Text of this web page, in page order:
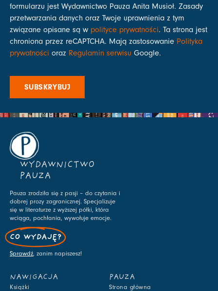
formularzu jest Wydawnictwo Pauza Anita Musioł. Zasady
przetwarzania danych oraz Twoje uprawnienia z tym
związane opisane są w polityce prywatności. Ta strona jest
chroniona przez reCAPTCHA. Mają zastosowanie Polityka
prywatności oraz Regulamin serwisu Google.
SUBSKRYBUJ
WYDAWNICTWO
PAUZA
Pauza zrodziła się z pasji – do czytania i
dobrej prozy zagranicznej. Specjalizuje
się w literaturze z wyższej półki, która
wciąga, pochłania, wywołuje emocje.
CO WYDAJĘ?
Sprawdź, zanim napiszesz!
NAWIGACJA
Książki
PAUZA
Strona główna